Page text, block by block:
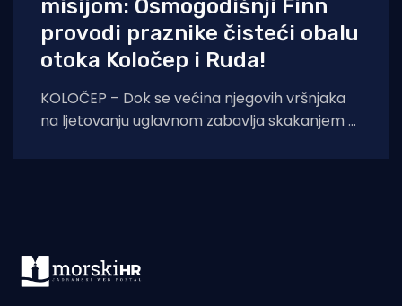
misijom: Osmogodišnji Finn
provodi praznike čisteći obalu
otoka Koločep i Ruda!
KOLOČEP – Dok se većina njegovih vršnjaka
na ljetovanju uglavnom zabavlja skakanjem u